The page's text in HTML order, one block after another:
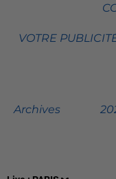
VOTRE
Archives